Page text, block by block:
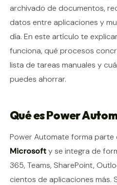
archivado de documentos,
datos entre aplicaciones y
día. En este artículo te
funciona, qué procesos
lista de tareas manuales y
puedes ahorrar.
Qué es Power
Power Automate forma parte
Microsofty se integra de
365, Teams, SharePoint,
cientos de aplicaciones más.